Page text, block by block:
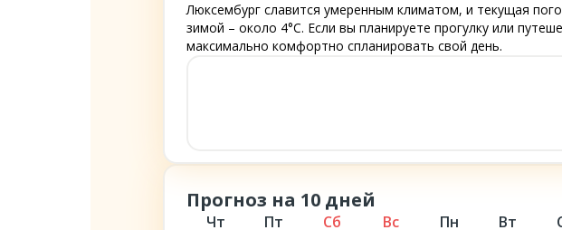
Люксембург славится умеренным климатом, и текущая
зимой – около 4°C. Если вы планируете прогулку или
максимально комфортно спланировать свой день.
Прогноз на 10 дней
Чт Пт Сб Вс Пн Вт